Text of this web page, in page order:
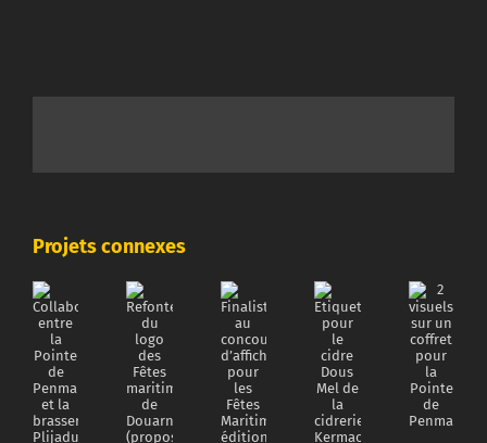
Projets connexes